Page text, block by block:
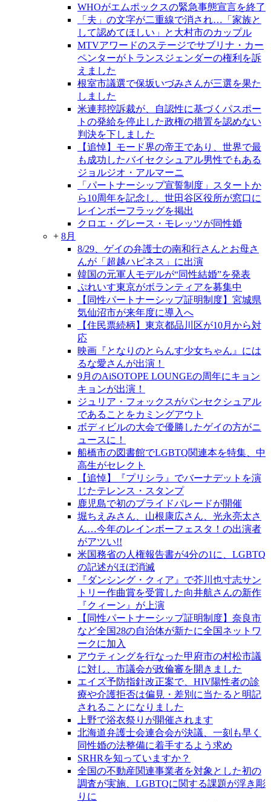
WHOがエムポックスの緊急事態宣言を終了
「夫」の文字が二重線で消され…「家族と
して認めてほしい」と大村市のカップル
MTVアワードのステージでサブリナ・カー
ペンターがトランスジェンダーの権利を訴
えました
根室市議選で保坂いづみさんが三選を果た
しました
米連邦控訴裁が、自認性に基づくパスポー
トの発給を停止した政権の措置を認めない
判決を下しました
【追悼】モード界の帝王であり、世界で最
も成功したバイセクシュアル男性でもある
ジョルジオ・アルマーニ
「パートナーシップ宣誓制度」スタートか
ら10周年を記念し、世田谷区役所が窓口に
レインボーフラッグを掲出
クロエ・グレース・モレッツが同性婚
+ 8月
8/29、ゲイの弁護士の南和行さんとお母さ
んが「超越ハピネス」に出演
韓国の元軍人モデルが“同性結婚”を発表
ぷれいす東京がボランティアを募集中
【同性パートナーシップ証明制度】宮城県
気仙沼市が来年度に導入へ
【住民票続柄】東京都品川区が10月から対
応
映画『となりのとらんす少女ちゃん』には
るな愛さんが出演！
9月のAiSOTOPE LOUNGEの周年にキョン
キョンが出演！
ジュリア・フォックスがパンセクシュアル
であることをカミングアウト
ボディビルの大会で優勝したゲイの方がニ
ュースに！
船橋市の図書館でLGBTQ関連本を特集、中
高生がセレクト
【追悼】『プリシラ』でバーナデットを演
じたテレンス・スタンプ
鹿児島で初のプライドパレードが開催
堀ちえみさん、山根康広さん、光永亮太さ
ん…今年のレインボーフェスタ！の出演者
がアツい!!
米国務省の人権報告書が4分の1に、LGBTQ
の記述がほぼ消滅
『ダンシング・クィア』で芥川也寸志サン
トリー作曲賞を受賞した向井航さんの新作
『クィーン』が上演
【同性パートナーシップ証明制度】奈良市
など全国28の自治体が新たに全国ネットワ
ークに加入
アウティングを行なった甲府市の村松市議
に対し、市議会が政倫審を開きました
エイズ予防指針改正案で、HIV陽性者の診
療や介護拒否は偏見・差別に当たると明記
されることになりました
上野で浴衣祭りが開催されます
北海道弁護士会連合会が決議、一刻も早く
同性婚の法整備に着手するよう求め
SRHRを知っていますか？
全国の不動産関連事業者を対象とした初の
調査が実施、LGBTQに関する課題が浮き彫
りに